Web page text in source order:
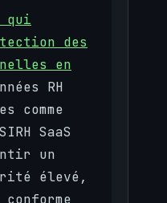
qui
des
en
RH
comme
SaaS
un
élevé,
conforme